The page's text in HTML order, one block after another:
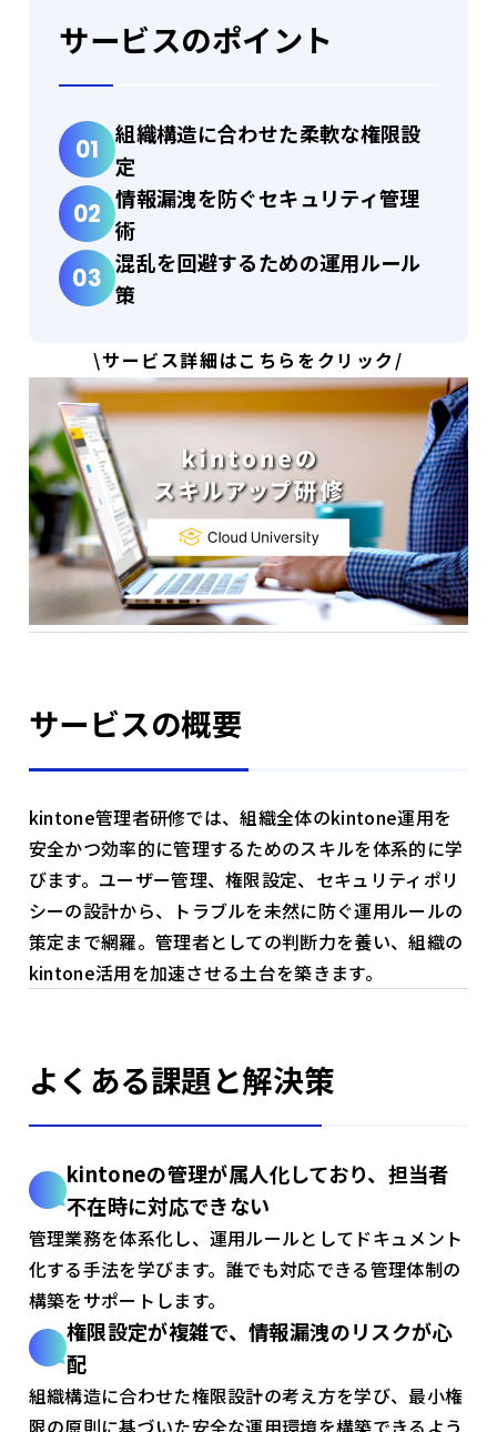
サービスのポイント
組織構造に合わせた柔軟な権限設
定
情報漏洩を防ぐセキュリティ管理
術
混乱を回避するための運用ルール
策
\サービス詳細はこちらをクリック/
サービスの概要
kintone管理者研修では、組織全体のkintone運用を
安全かつ効率的に管理するためのスキルを体系的に学
びます。ユーザー管理、権限設定、セキュリティポリ
シーの設計から、トラブルを未然に防ぐ運用ルールの
策定まで網羅。管理者としての判断力を養い、組織の
kintone活用を加速させる土台を築きます。
よくある課題と解決策
kintoneの管理が属人化しており、担当者
不在時に対応できない
管理業務を体系化し、運用ルールとしてドキュメント
化する手法を学びます。誰でも対応できる管理体制の
構築をサポートします。
権限設定が複雑で、情報漏洩のリスクが心
配
組織構造に合わせた権限設計の考え方を学び、最小権
限の原則に基づいた安全な運用環境を構築できるよう